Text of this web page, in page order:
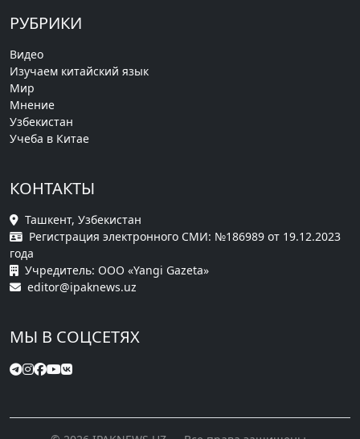
РУБРИКИ
Видео
Изучаем китайский язык
Мир
Мнение
Узбекистан
Учеба в Китае
КОНТАКТЫ
Ташкент, Узбекистан
Регистрация электронного СМИ: №186989 от 19.12.2023
года
Учредитель: ООО «Yangi Gazeta»
editor@ipaknews.uz
МЫ В СОЦСЕТЯХ